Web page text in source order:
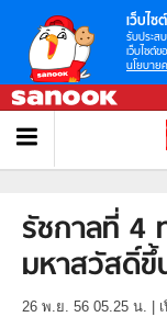
เว็บไซ
รับประส
เว็บไซต์ข
นโยบาย
รัชกาลที่ 4
มหาสวัสดิ์ขึ้
26 พ.ย. 56 05.25 น.